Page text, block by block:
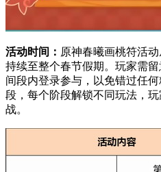
活动时间： 原神春曦画桃符活动
持续至整个春节假期。玩家需
间段内登录参与，以免错过任
段，每个阶段解锁不同玩法，
战。